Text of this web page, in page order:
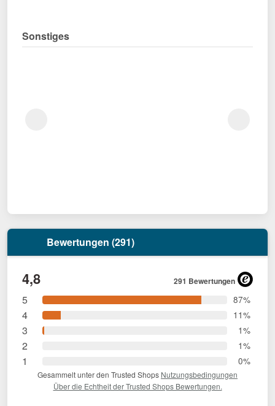
Sonstiges
Bewertungen (291)
4,8 291 Bewertungen
5 87%
4 11%
3 1%
2 1%
1 0%
Gesammelt unter den Trusted Shops Nutzungsbedingungen
Über die Echtheit der Trusted Shops Bewertungen.